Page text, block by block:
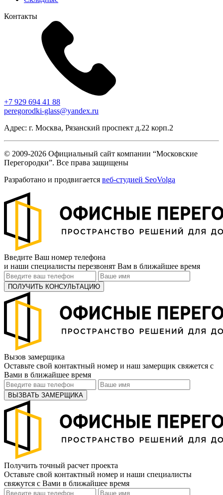
Контакты
+7 929 694 41 88
peregorodki-glass@yandex.ru
Адрес: г. Москва, Рязанский проспект д.22 корп.2
© 2009-2026 Официальный сайт компании “Московские
Перегородки”. Все права защищены
Разработано и продвигается веб-студией SeoVolga
Введите Ваш номер телефона
и наши специалисты перезвонят Вам в ближайшее время
ПОЛУЧИТЬ КОНСУЛЬТАЦИЮ
Вызов замерщика
Оставьте свой контактный номер и наш замерщик свяжется с
Вами в ближайшее время
ВЫЗВАТЬ ЗАМЕРЩИКА
Получить точный расчет проекта
Оставьте свой контактный номер и наши специалисты
свяжутся с Вами в ближайшее время